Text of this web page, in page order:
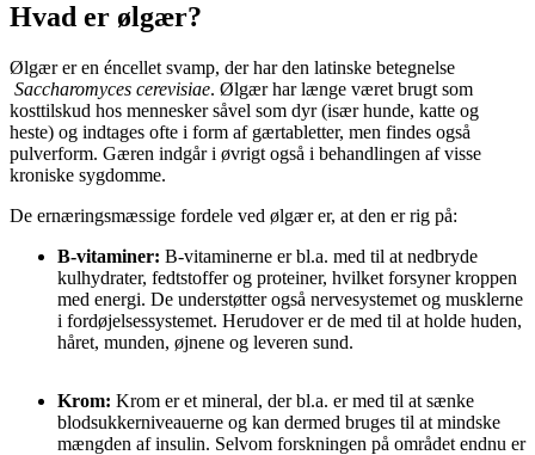
Hvad er ølgær?
Ølgær er en éncellet svamp, der har den latinske betegnelse
Saccharomyces cerevisiae. Ølgær har længe været brugt som
kosttilskud hos mennesker såvel som dyr (især hunde, katte og
heste) og indtages ofte i form af gærtabletter, men findes også
pulverform. Gæren indgår i øvrigt også i behandlingen af visse
kroniske sygdomme.
De ernæringsmæssige fordele ved ølgær er, at den er rig på:
B-vitaminer: B-vitaminerne er bl.a. med til at nedbryde
kulhydrater, fedtstoffer og proteiner, hvilket forsyner kroppen
med energi. De understøtter også nervesystemet og musklerne
i fordøjelsessystemet. Herudover er de med til at holde huden,
håret, munden, øjnene og leveren sund.
Krom: Krom er et mineral, der bl.a. er med til at sænke
blodsukkerniveauerne og kan dermed bruges til at mindske
mængden af insulin. Selvom forskningen på området endnu er